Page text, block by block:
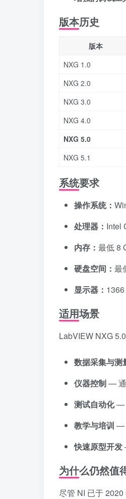
版本历史
版本
NXG 1.0
NXG 2.0
NXG 3.0
NXG 4.0
NXG 5.0
NXG 5.1
系统要求
操作系统：
处理器： Intel
内存： 最低 8
硬盘空间： 最
显示器：
适用场景
LabVIEW NXG
数据采集与测
仪器控制— 通
测试自动化—
教学与培训 —
快速原型开发
为什么仍然值
尽管 NI 已于